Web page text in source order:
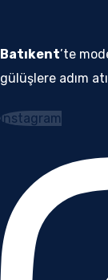
Batıkent’te
gülüşlere adım
Instagram